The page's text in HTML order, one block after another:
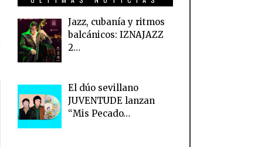
Jazz, cubanía y ritmos
balcánicos: IZNAJAZZ
2…
El dúo sevillano
JUVENTUDE lanzan
“Mis Pecado…